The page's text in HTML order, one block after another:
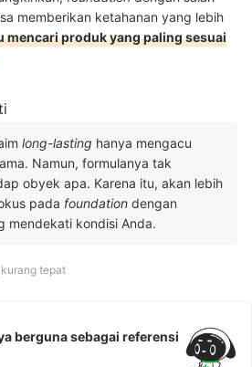
memberikan ketahanan yang lebih
mencari produk yang paling sesuai
long-lasting hanya mengacu
Namun, formulanya tak
obyek apa. Karena itu, akan lebih
pada foundation dengan
mendekati kondisi Anda.
tepat
berguna sebagai referensi